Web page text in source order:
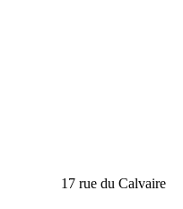
17 rue du Calvaire